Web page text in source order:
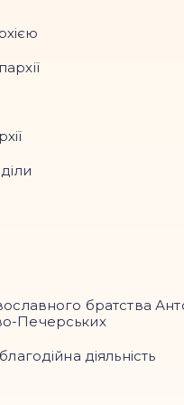
братства
Печерських
діяльність